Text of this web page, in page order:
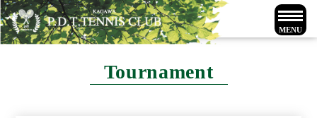
Tournament